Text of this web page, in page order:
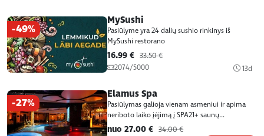
-49%
MySushi
Pasiūlyme yra 24 dalių sushio rinkinys iš
MySushi restorano
16.99 € 33.50 €
2074/5000
13d
-27%
Elamus Spa
Pasiūlymas galioja vienam asmeniui ir apima
neriboto laiko įėjimą į SPA21+ saunų...
nuo 27.00 € 34.00 €